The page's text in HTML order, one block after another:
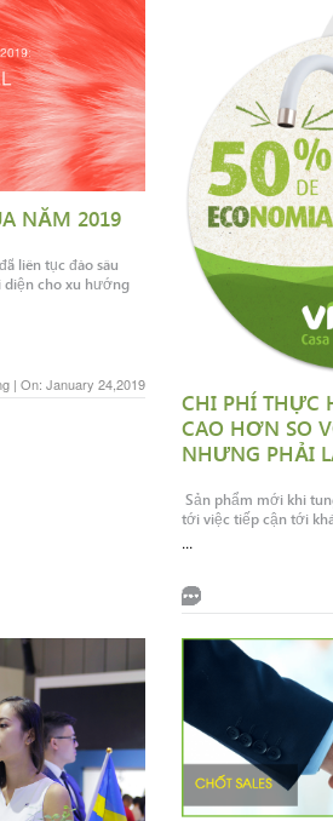
NĂM 2019
liên tục đào sâu
diện cho xu hướng
| On: January 24,2019
CHI PHÍ THỰC
CAO HƠN SO
NHƯNG PHẢI
Sản phẩm mới khi
tới việc tiếp cận tới
...